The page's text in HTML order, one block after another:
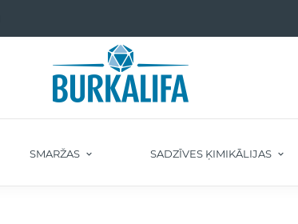
SMARŽAS SADZĪVES ĶIMIKĀLIJAS